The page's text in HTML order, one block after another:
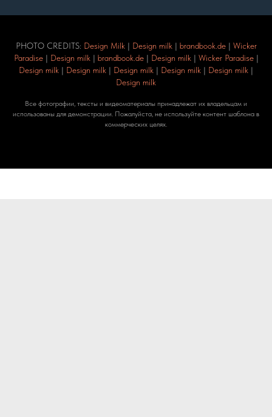
PHOTO CREDITS: Design Milk | Design milk | brandbook.de| Wicker
Paradise| Design milk | brandbook.de| Design milk | Wicker Paradise|
Design milk | Design milk | Design milk | Design milk | Design milk |
Design milk
Все фотографии, тексты и видеоматериалы принадлежат их владельцам и
использованы для демонстрации. Пожалуйста, не используйте контент шаблона в
коммерческих целях.